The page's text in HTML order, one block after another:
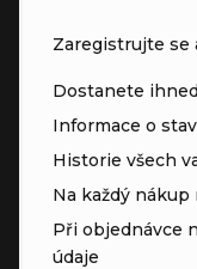
Zaregistrujte se
Dostanete
Informace o
Historie všech
Na každý nákup
Při objednávce
údaje